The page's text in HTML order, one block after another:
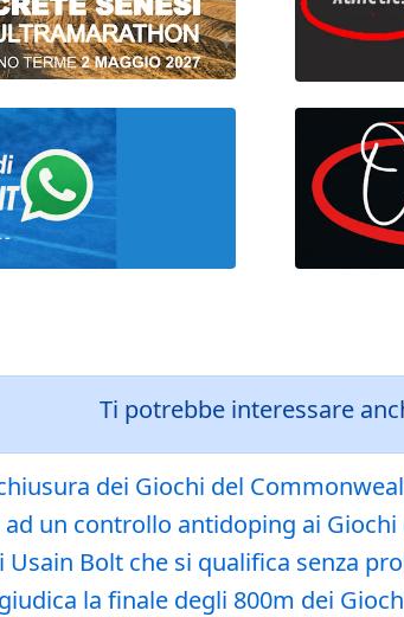
Ti potrebbe interessare
dei Giochi del
un controllo antidoping ai Giochi
Bolt che si qualifica senza
la finale degli 800m dei